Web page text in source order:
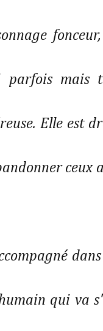
parfois mais
Elle est
ceux
qui va